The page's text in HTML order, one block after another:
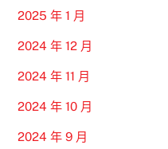
2025 年 1 月
2024 年 12 月
2024 年 11 月
2024 年 10 月
2024 年 9 月